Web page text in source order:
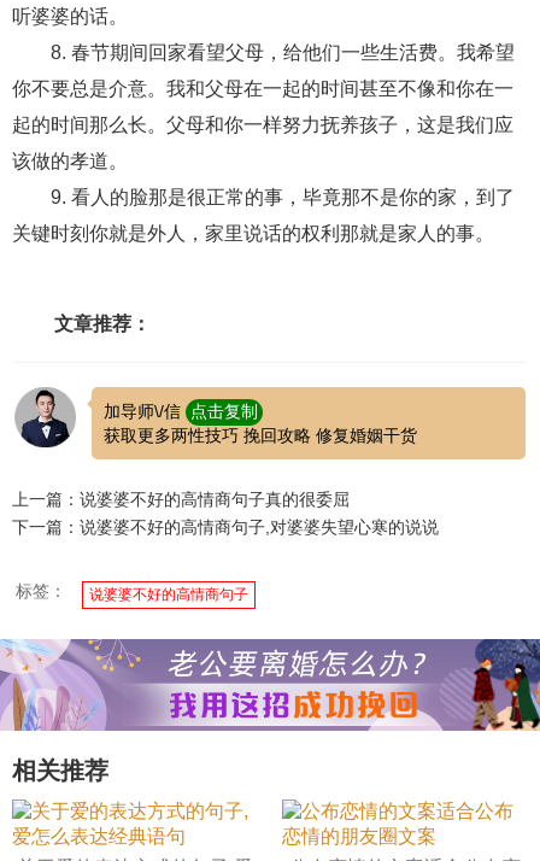
听婆婆的话。
8. 春节期间回家看望父母，给他们一些生活费。我希望
你不要总是介意。我和父母在一起的时间甚至不像和你在一
起的时间那么长。父母和你一样努力抚养孩子，这是我们应
该做的孝道。
9. 看人的脸那是很正常的事，毕竟那不是你的家，到了
关键时刻你就是外人，家里说话的权利那就是家人的事。
文章推荐：
加导师\/信
点击复制
获取更多两性技巧 挽回攻略 修复婚姻干货
上一篇：说婆婆不好的高情商句子真的很委屈
下一篇：说婆婆不好的高情商句子,对婆婆失望心寒的说说
标签： 说婆婆不好的高情商句子
相关推荐